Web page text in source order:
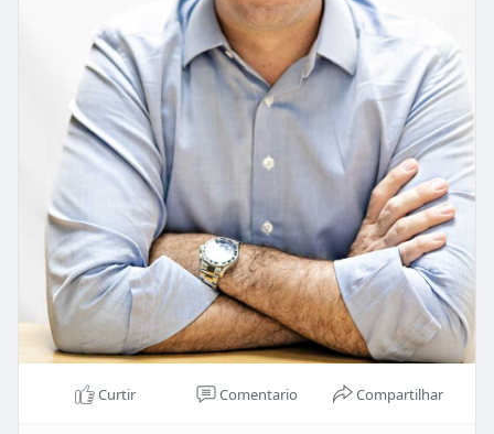
Curtir Comentario Compartilhar